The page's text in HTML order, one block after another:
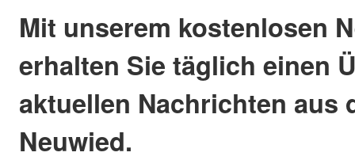
Mit unserem kostenlosen
erhalten Sie täglich einen
aktuellen Nachrichten aus
Neuwied.